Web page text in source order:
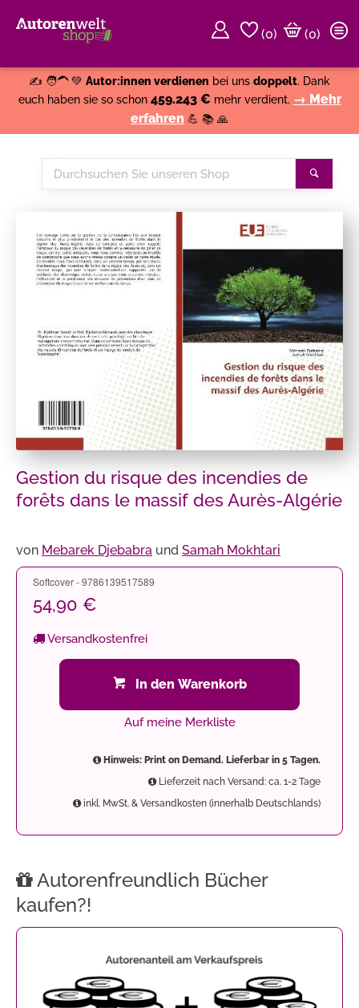
(0)
(0)
✍️ 🧑‍🦱 💚 Autor:innen verdienen bei uns doppelt. Dank
euch haben sie so schon 459.243 € mehr verdient. → Mehr
erfahren 💪 📚 🙏
Durchsuchen
Sie
Gestion du risque des incendies de
forêts dans le massif des Aurès-Algérie
von Mebarek Djebabra und Samah Mokhtari
Softcover - 9786139517589
54,90 €
Versandkostenfrei
In den Warenkorb
Auf meine Merkliste
Hinweis: Print on Demand. Lieferbar in 5 Tagen.
Lieferzeit nach Versand: ca. 1-2 Tage
inkl. MwSt. & Versandkosten (innerhalb Deutschlands)
Autorenfreundlich Bücher
kaufen?!